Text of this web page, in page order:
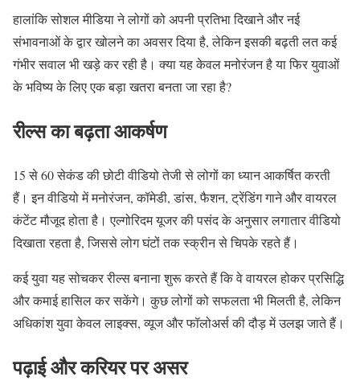
हालांकि सोशल मीडिया ने लोगों को अपनी प्रतिभा दिखाने और नई
संभावनाओं के द्वार खोलने का अवसर दिया है, लेकिन इसकी बढ़ती लत कई
गंभीर सवाल भी खड़े कर रही है। क्या यह केवल मनोरंजन है या फिर युवाओं
के भविष्य के लिए एक बड़ा खतरा बनता जा रहा है?
रील्स का बढ़ता आकर्षण
15 से 60 सेकंड की छोटी वीडियो तेजी से लोगों का ध्यान आकर्षित करती
हैं। इन वीडियो में मनोरंजन, कॉमेडी, डांस, फैशन, ट्रेंडिंग गाने और वायरल
कंटेंट मौजूद होता है। एल्गोरिदम यूजर की पसंद के अनुसार लगातार वीडियो
दिखाता रहता है, जिससे लोग घंटों तक स्क्रीन से चिपके रहते हैं।
कई युवा यह सोचकर रील्स बनाना शुरू करते हैं कि वे वायरल होकर प्रसिद्धि
और कमाई हासिल कर सकेंगे। कुछ लोगों को सफलता भी मिलती है, लेकिन
अधिकांश युवा केवल लाइक्स, व्यूज और फॉलोअर्स की दौड़ में उलझ जाते हैं।
पढ़ाई और करियर पर असर